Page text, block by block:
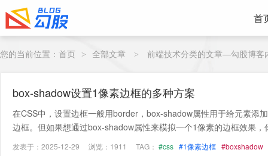
首
您的当前位置： 首页 > 全部文章 > 前端技术分类的文章—勾股博客
box-shadow设置1像素边框的多种方案
在CSS中，设置边框一般用border，box-shadow属性用于给元素添
边框。但如果想通过box-shadow属性来模拟一个1像素的边框效果
发表于：2025-12-29 浏览：1911 TAG： #css #1像素边框 #boxshadow